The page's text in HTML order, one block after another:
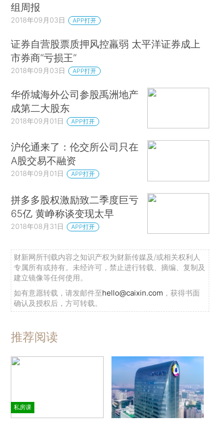
组周报
2018年09月03日 APP打开
证券自营股票质押风控羸弱 太平洋证券成上
市券商“亏损王”
2018年09月03日 APP打开
华侨城海外公司参股禹洲地产
成第二大股东
2018年09月01日 APP打开
沪伦通来了：伦交所公司只在
A股交易不融资
2018年09月01日 APP打开
拼多多股权激励致二季度巨亏
65亿 黄峥称谈变现太早
2018年08月31日 APP打开
财新网所刊载内容之知识产权为财新传媒及/或相关权利人
专属所有或持有。未经许可，禁止进行转载、摘编、复制及
建立镜像等任何使用。
如有意愿转载，请发邮件至hello@caixin.com ，获得书面
确认及授权后，方可转载。
推荐阅读
私房课